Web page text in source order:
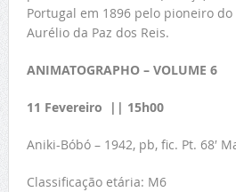
Portugal em 1896 pelo pioneiro
Aurélio da Paz dos Reis.
ANIMATOGRAPHO – VOLUME 6
11 Fevereiro || 15h00
Aniki-Bóbó – 1942, pb, fic. Pt. 68′
Classificação etária: M6